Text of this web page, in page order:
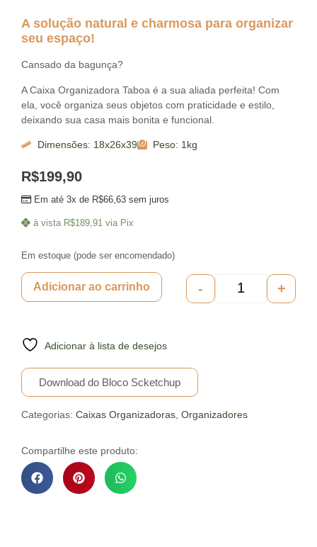
A solução natural e charmosa para organizar
seu espaço!
Cansado da bagunça?
A Caixa Organizadora Taboa é a sua aliada perfeita! Com
ela, você organiza seus objetos com praticidade e estilo,
deixando sua casa mais bonita e funcional.
Dimensões: 18x26x39 Peso: 1kg
R$199,90
Em até 3x de R$66,63 sem juros
à vista R$189,91 via Pix
Em estoque (pode ser encomendado)
- +
Adicionar ao carrinho
Adicionar à lista de desejos
Download do Bloco Scketchup
Categorias: Caixas Organizadoras, Organizadores
Compartilhe este produto: